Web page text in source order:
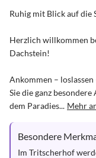
Ruhig mit Blick auf die
Herzlich willkommen
Dachstein!
Ankommen –
Sie die ganz
dem Paradies... Mehr
Besondere
Im Tritscherhof